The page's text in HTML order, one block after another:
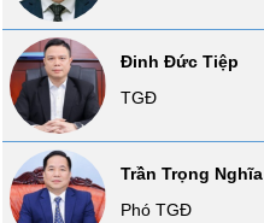
Đinh Đức Tiệp
TGĐ
Trần Trọng Nghĩa
Phó TGĐ
DỊCH
VỤ
TRUYỀN
THÔNG